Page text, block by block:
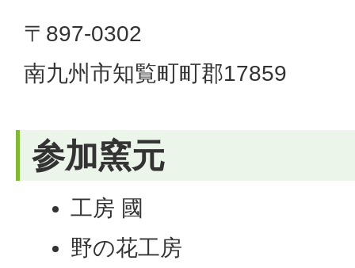
〒897-0302
南九州市知覧町町郡17859
参加窯元
工房 國
野の花工房